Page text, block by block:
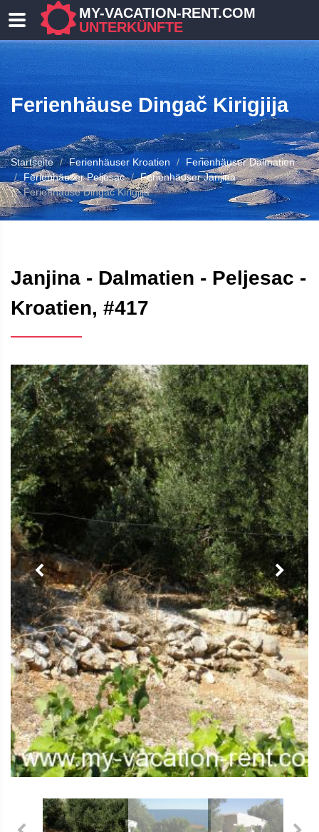
MY-VACATION-RENT.COM
UNTERKÜNFTE
Ferienhäuse Dingač Kirigjija
Startseite Ferienhäuser Kroatien
Ferienhäuser Dalmatien
Ferienhäuser Peljesac
Ferienhäuser Janjina
Ferienhäuse Dingač Kirigjija
Janjina - Dalmatien - Peljesac -
Kroatien, #417